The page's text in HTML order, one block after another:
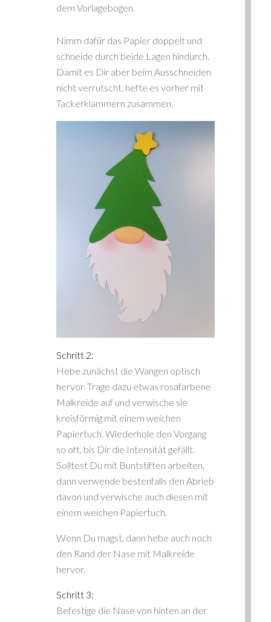
dem Vorlagebogen.
Nimm dafür das Papier doppelt und
schneide durch beide Lagen hindurch.
Damit es Dir aber beim Ausschneiden
nicht verrutscht, hefte es vorher mit
Tackerklammern zusammen.
Schritt 2:
Hebe zunächst die Wangen optisch
hervor. Trage dazu etwas rosafarbene
Malkreide auf und verwische sie
kreisförmig mit einem weichen
Papiertuch. Wiederhole den Vorgang
so oft, bis Dir die Intensität gefällt.
Solltest Du mit Buntstiften arbeiten,
dann verwende bestenfalls den Abrieb
davon und verwische auch diesen mit
einem weichen Papiertuch.
Wenn Du magst, dann hebe auch noch
den Rand der Nase mit Malkreide
hervor.
Schritt 3:
Befestige die Nase von hinten an der